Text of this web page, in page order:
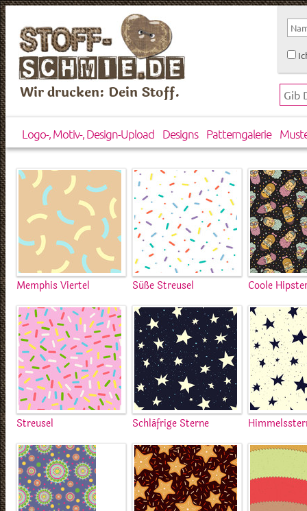
Wir drucken: Dein Stoff.
Logo-, Motiv-, Design-Upload Designs Patterngalerie
Memphis Viertel Süße Streusel Coole
Streusel Schläfrige Sterne